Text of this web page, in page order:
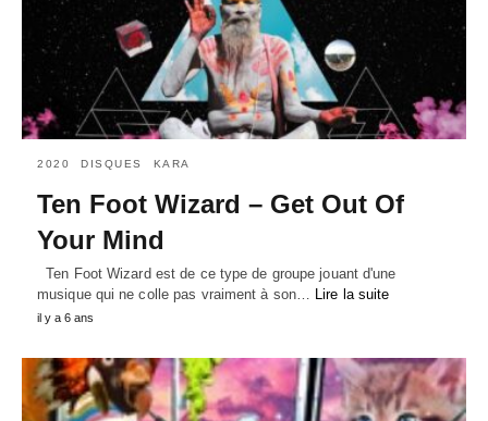
and
hit
2020 DISQUES KARA
Ten Foot Wizard – Get Out Of
Your Mind
Ten Foot Wizard est de ce type de groupe jouant d'une
musique qui ne colle pas vraiment à son… Lire la suite
il y a 6 ans